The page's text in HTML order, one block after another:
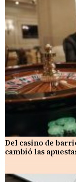
Del casino de
cambió las